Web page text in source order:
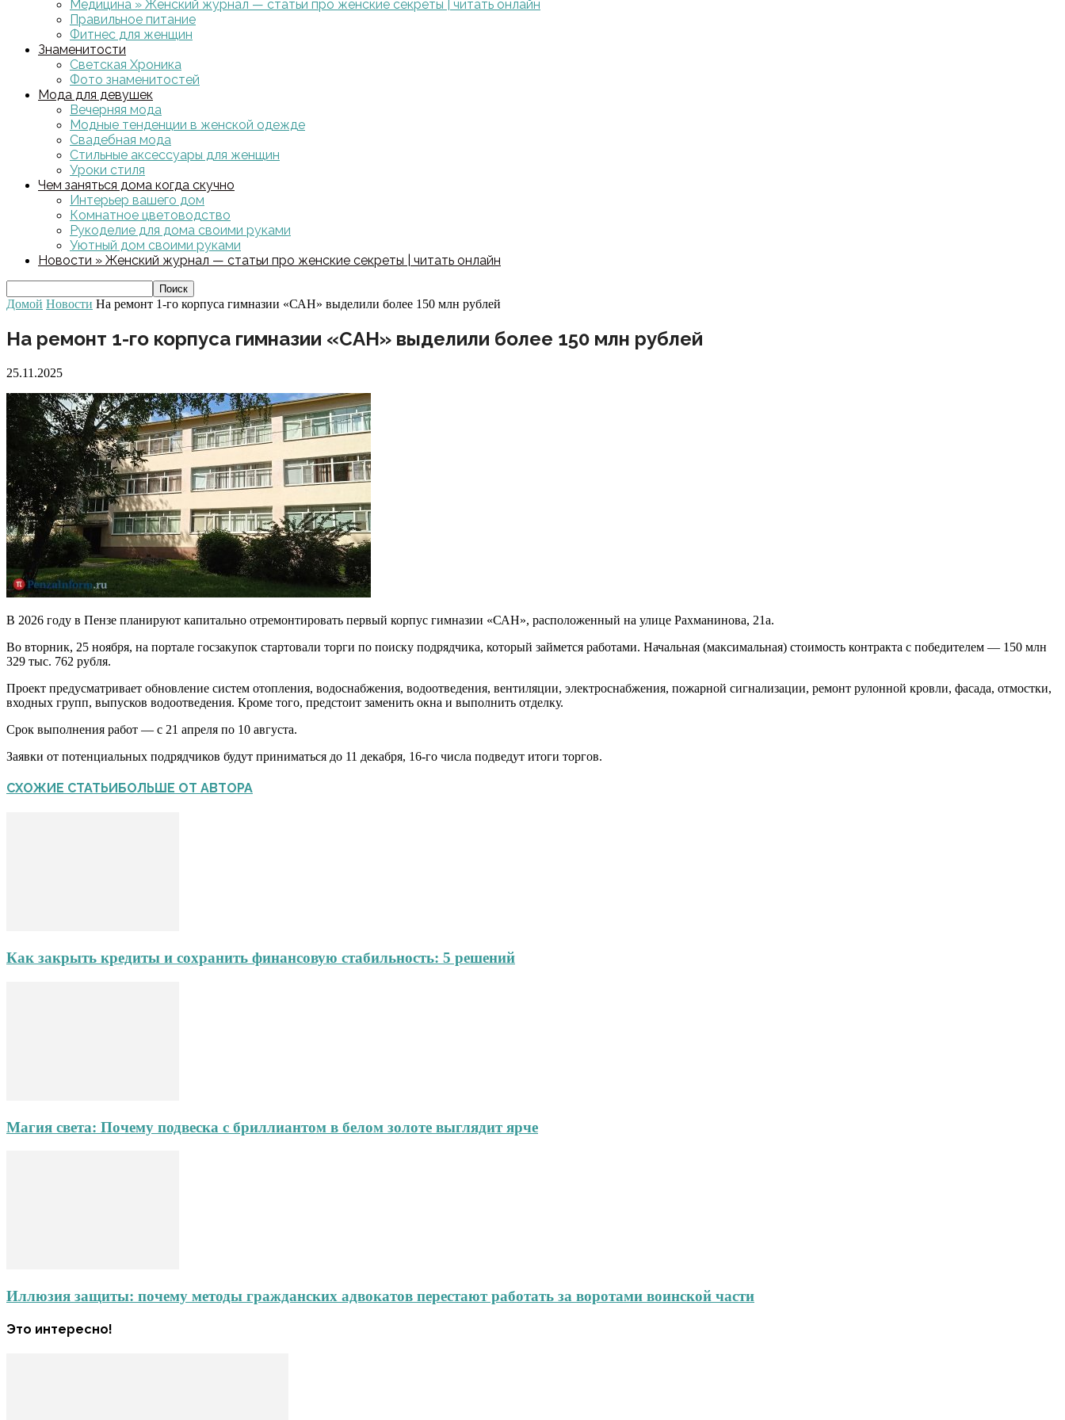
Медицина » Женский журнал — статьи про женские секреты | читать онлайн
Правильное питание
Фитнес для женщин
Знаменитости
Светская Хроника
Фото знаменитостей
Мода для девушек
Вечерняя мода
Модные тенденции в женской одежде
Свадебная мода
Стильные аксессуары для женщин
Уроки стиля
Чем заняться дома когда скучно
Интерьер вашего дом
Комнатное цветоводство
Рукоделие для дома своими руками
Уютный дом своими руками
Новости » Женский журнал — статьи про женские секреты | читать онлайн
Домой Новости На ремонт 1-го корпуса гимназии «САН» выделили более 150 млн рублей
На ремонт 1-го корпуса гимназии «САН» выделили более 150 млн рублей
25.11.2025
В 2026 году в Пензе планируют капитально отремонтировать первый корпус гимназии «САН», расположенный на улице Рахманинова, 21а.
Во вторник, 25 ноября, на портале госзакупок стартовали торги по поиску подрядчика, который займется работами. Начальная (максимальная) стоимость контракта с победителем — 150 млн
329 тыс. 762 рубля.
Проект предусматривает обновление систем отопления, водоснабжения, водоотведения, вентиляции, электроснабжения, пожарной сигнализации, ремонт рулонной кровли, фасада, отмостки,
входных групп, выпусков водоотведения. Кроме того, предстоит заменить окна и выполнить отделку.
Срок выполнения работ — с 21 апреля по 10 августа.
Заявки от потенциальных подрядчиков будут приниматься до 11 декабря, 16-го числа подведут итоги торгов.
СХОЖИЕ СТАТЬИБОЛЬШЕ ОТ АВТОРА
Как закрыть кредиты и сохранить финансовую стабильность: 5 решений
Магия света: Почему подвеска с бриллиантом в белом золоте выглядит ярче
Иллюзия защиты: почему методы гражданских адвокатов перестают работать за воротами воинской части
Это интересно!